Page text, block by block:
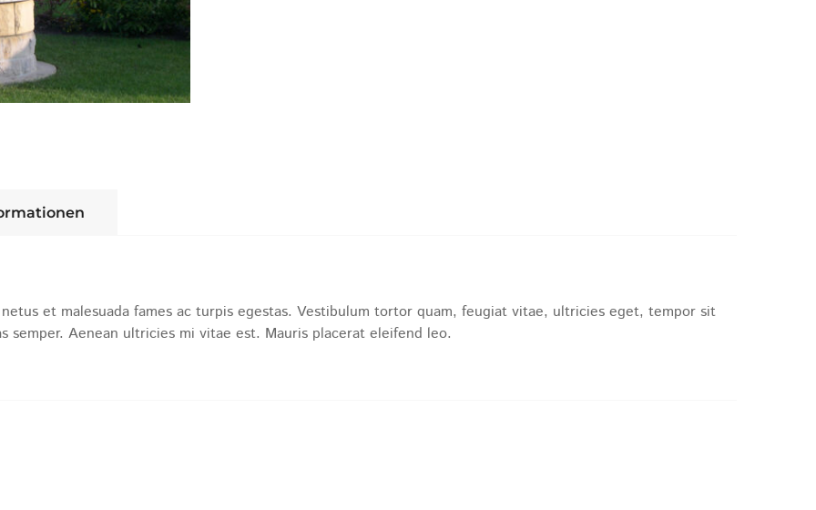
et malesuada fames ac turpis egestas. Vestibulum tortor quam, feugiat vitae, ultricies eget, tempor sit
semper. Aenean ultricies mi vitae est. Mauris placerat eleifend leo.